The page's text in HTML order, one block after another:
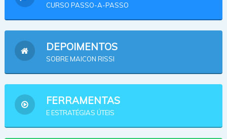
CURSO PASSO-A-PASSO
DEPOIMENTOS
SOBRE MAICON RISSI
FERRAMENTAS
E ESTRATÉGIAS ÚTEIS